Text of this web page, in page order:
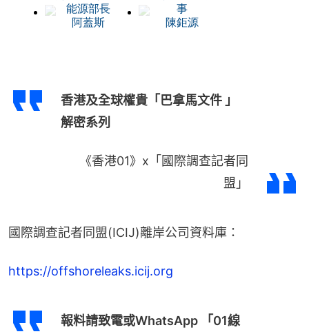
香港及全球權貴「巴拿馬文件 」
解密系列
《香港01》x「國際調查記者同
盟」
國際調查記者同盟(ICIJ)離岸公司資料庫：
https://offshoreleaks.icij.org
報料請致電或WhatsApp 「01線